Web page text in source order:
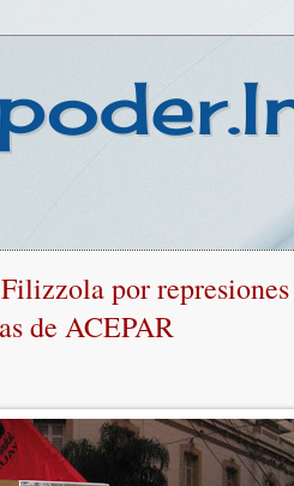
por
de ACEPAR